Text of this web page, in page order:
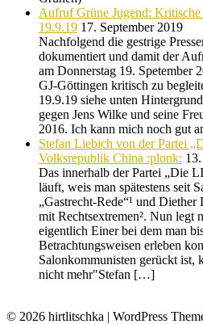
Aufruf Grüne Jugend:
19.9.19 17. September 2019
Nachfolgend die gestrige
dokumentiert und damit der
am Donnerstag 19. Spetember
GJ-Göttingen kritisch zu
19.9.19 siehe unten
gegen Jens Wilke und seine
2016. Ich kann mich noch
Stefan Liebich von der Partei
Volksrepublik China :plonk:
Das innerhalb der Partei „Die
läuft, weis man spätestens seit
„Gastrecht-Rede“¹ und
mit Rechtsextremen². Nun legt
eigentlich Einer bei dem man
Betrachtungsweisen erleben
Salonkommunisten gerückt ist,
nicht mehr"Stefan […]
© 2026 hirtlitschka | WordPress